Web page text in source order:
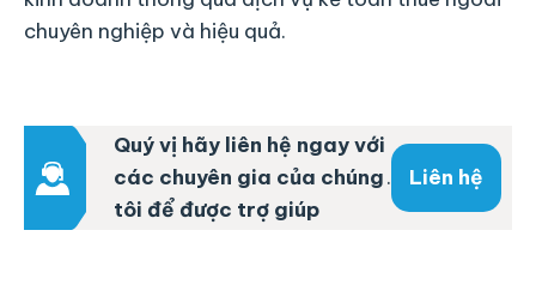
chuyên nghiệp và hiệu quả.
Quý vị hãy liên hệ ngay với
các chuyên gia của chúng
tôi để được trợ giúp
. Liên hệ